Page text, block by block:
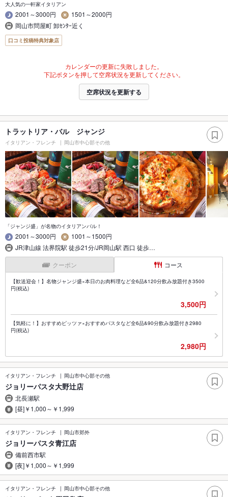
大人気の一軒家イタリアン
2001～3000円
1501～2000円
岡山市問屋町 卸ｾﾝﾀｰ近く
口コミ投稿特典対象店
カレンダーの更新に失敗しました。
下記ボタンを押して空席状況を更新してください。
空席状況を更新する
トラットリア・バル ジャンジ
イタリアン・フレンチ 岡山市中心部その他
「ジャンジ盛」が名物のイタリアンバル！
2001～3000円
1001～1500円
JR津山線 法界院駅 徒歩21分/JR岡山駅 西口 徒歩…
クーポン コース
【歓送迎会！】名物ジャンジ盛×本日のお肉料理など全6品&120分飲み放題付き3500
円(税込)
3,500円
【気軽に！】おすすめピッツァ×おすすめパスタなど全6品&90分飲み放題付き2980
円(税込)
2,980円
イタリアン・フレンチ 岡山市中心部その他
ジョリーパスタ大野辻店
北長瀬駅
[昼]￥1,000～￥1,999
イタリアン・フレンチ 岡山市郊外
ジョリーパスタ青江店
備前西市駅
[夜]￥1,000～￥1,999
イタリアン・フレンチ 岡山市中心部その他